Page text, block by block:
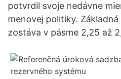
potvrdil svoje nedávne
menovej politiky.
zostáva v pásme 2,25 až